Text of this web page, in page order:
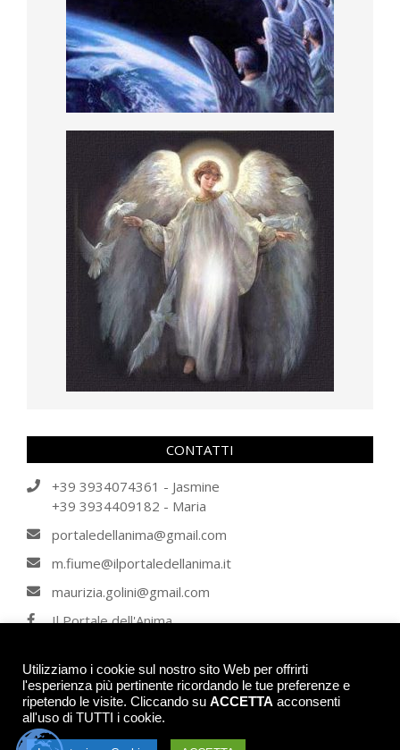
CONTATTI
+39 3934074361 - Jasmine
+39 3934409182 - Maria
portaledellanima@gmail.com
m.fiume@ilportaledellanima.it
maurizia.golini@gmail.com
Il Portale dell'Anima
© 2026 - IL PORTALE DELL'ANIMA - Tutti i diritti riservati. Tutti gli articoli, se
non contrariamente indicato, sono di proprietà intellettuale degli autori de Il
Portale dell'Anima e non possono essere utilizzati senza il consenso. Per
Utilizziamo i cookie sul nostro sito Web per offrirti
l'esperienza più pertinente ricordando le tue preferenze e
ripetendo le visite. Cliccando su ACCETTA acconsenti
all'uso di TUTTI i cookie.